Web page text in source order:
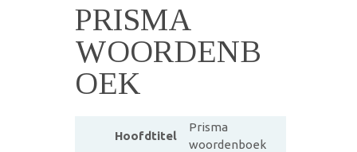
PRISMA
WOORDENB
OEK
Hoofdtitel
Prisma
woordenboek